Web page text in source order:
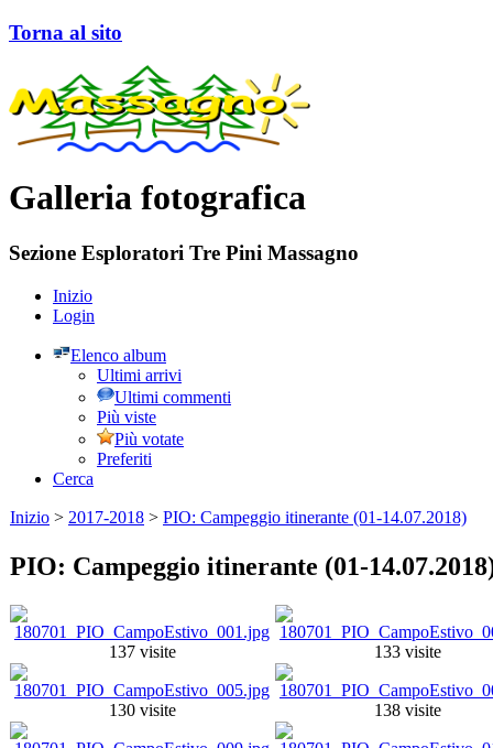
Torna al sito
Galleria fotografica
Sezione Esploratori Tre Pini Massagno
Inizio
Login
Elenco album
Ultimi arrivi
Ultimi commenti
Più viste
Più votate
Preferiti
Cerca
Inizio > 2017-2018 > PIO: Campeggio itinerante (01-14.07.2018)
PIO: Campeggio itinerante (01-
137 visite 133 visite
130 visite 138 visite